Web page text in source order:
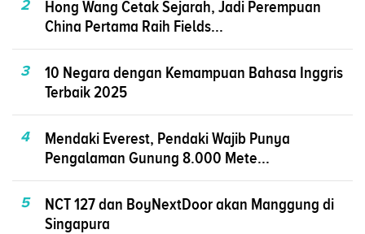
2
Hong Wang Cetak Sejarah, Jadi Perempuan
China Pertama Raih Fields...
3
10 Negara dengan Kemampuan Bahasa Inggris
Terbaik 2025
4
Mendaki Everest, Pendaki Wajib Punya
Pengalaman Gunung 8.000 Mete...
5
NCT 127 dan BoyNextDoor akan Manggung di
Singapura